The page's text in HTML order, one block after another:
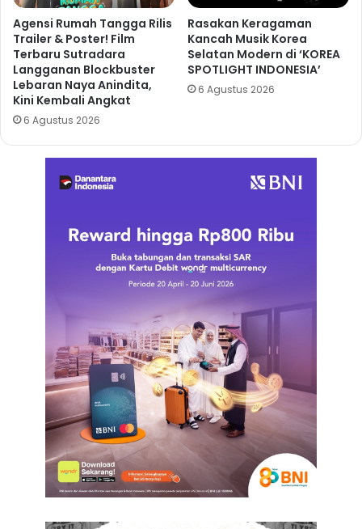
Agensi Rumah Tangga Rilis
Trailer & Poster! Film
Terbaru Sutradara
Langganan Blockbuster
Lebaran Naya Anindita,
Kini Kembali Angkat
6 Agustus 2026
Rasakan Keragaman
Kancah Musik Korea
Selatan Modern di ‘KOREA
SPOTLIGHT INDONESIA’
6 Agustus 2026